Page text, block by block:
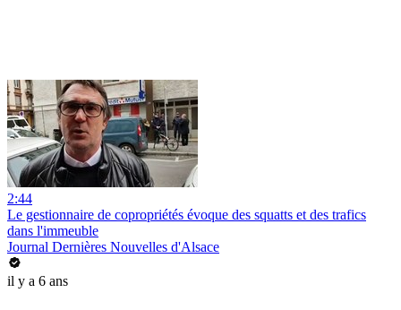
2:44
Le gestionnaire de copropriétés évoque des squatts et des trafics
dans l'immeuble
Journal Dernières Nouvelles d'Alsace
il y a 6 ans